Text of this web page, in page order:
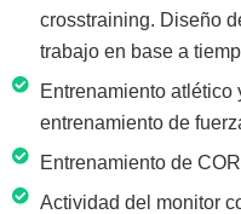
crosstraining. Diseño
trabajo en base a
Entrenamiento
entrenamiento de
Entrenamiento de
Actividad del monitor